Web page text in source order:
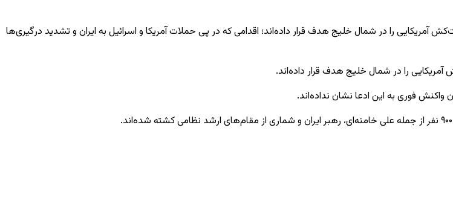
آمریکایی را در شمال خلیج هدف قرار داده‌اند؛ اقدامی که در پی حملات آمریکا و اسرائیل به ایران و تشدید درگیری‌ها
آمریکایی را در شمال خلیج هدف قرار داده‌اند.
واکنش فوری به این ادعا نشان نداده‌اند.